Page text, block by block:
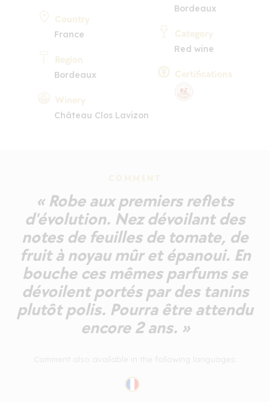
Country
France
Region
Bordeaux
Winery
Château Clos Lavizon
Bordeaux
Category
Red wine
Certifications
COMMENT
« Robe aux premiers reflets
d'évolution. Nez dévoilant des
notes de feuilles de tomate, de
fruit à noyau mûr et épanoui. En
bouche ces mêmes parfums se
dévoilent portés par des tanins
plutôt polis. Pourra être attendu
encore 2 ans. »